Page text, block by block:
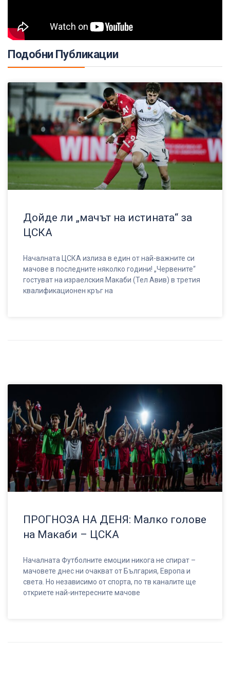
Подобни Публикации
Дойде ли „мачът на истината“ за
ЦСКА
Началната ЦСКА излиза в един от най-важните си
мачове в последните няколко години! „Червените“
гостуват на израелския Макаби (Тел Авив) в третия
квалификационен кръг на
ПРОГНОЗА НА ДЕНЯ: Малко голове
на Макаби – ЦСКА
Началната Футболните емоции никога не спират –
мачовете днес ни очакват от България, Европа и
света. Но независимо от спорта, по тв каналите ще
откриете най-интересните мачове